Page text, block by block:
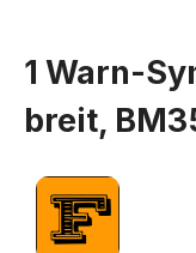
1 Warn-
breit,